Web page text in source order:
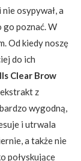
osypywał, a
go poznać. W
Od kiedy noszę
do ich
Clear Brow
z
wygodną,
i utrwala
a także nie
połyskujące